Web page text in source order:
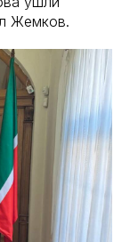
Жемков.